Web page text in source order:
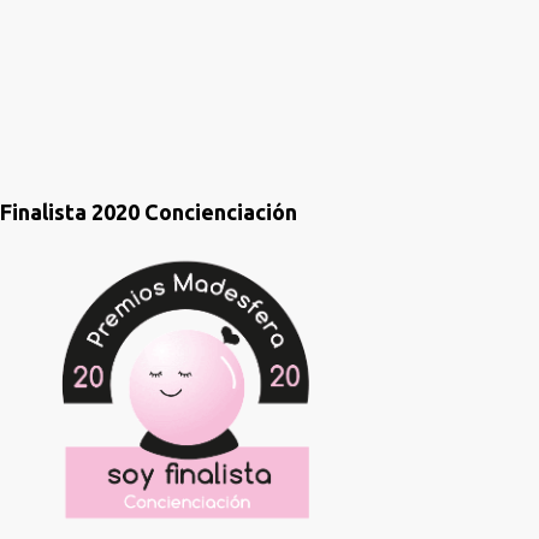
Finalista 2020 Concienciación